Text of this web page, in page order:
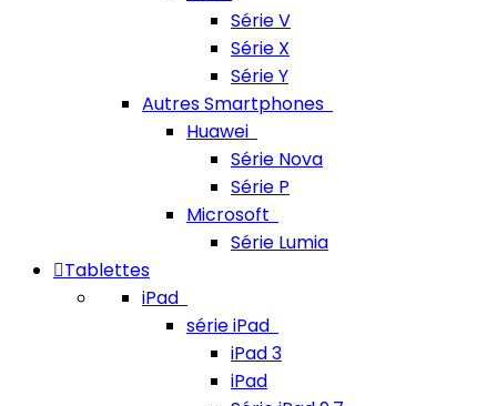
Série V
Série X
Série Y
Autres Smartphones
Huawei
Série Nova
Série P
Microsoft
Série Lumia
Tablettes
iPad
série iPad
iPad 3
iPad